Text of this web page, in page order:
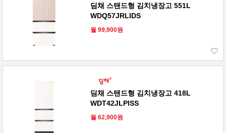
딤채 스탠드형 김치냉장고 551L
WDQ57JRLIDS
월 99,900원
딤채 스탠드형 김치냉장고 418L
WDT42JLPISS
월 62,900원